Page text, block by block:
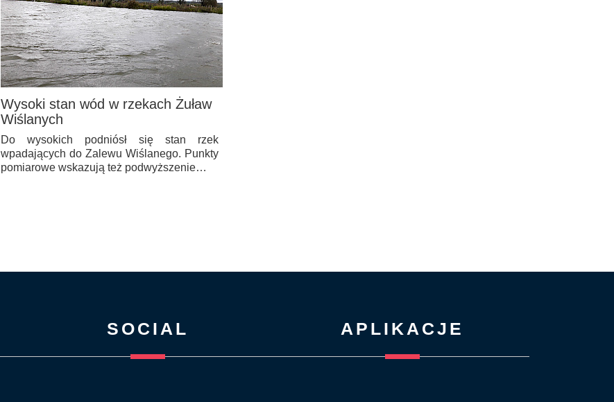
Wysoki stan wód w rzekach Żuław
Wiślanych
Do wysokich podniósł się stan rzek
wpadających do Zalewu Wiślanego. Punkty
pomiarowe wskazują też podwyższenie…
SOCIAL APLIKACJE